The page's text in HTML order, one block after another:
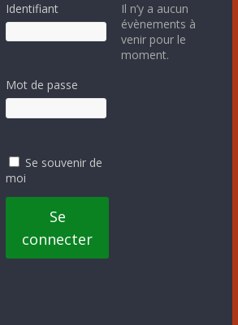
Identifiant
Mot de passe
Se souvenir de
moi
Se
connecter
Il n’y a aucun
évènements à
venir pour le
moment.